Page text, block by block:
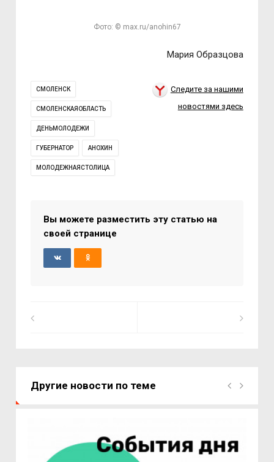
Фото: © max.ru/anohin67
Мария Образцова
СМОЛЕНСК
СМОЛЕНСКАЯОБЛАСТЬ
ДЕНЬМОЛОДЕЖИ
ГУБЕРНАТОР АНОХИН
МОЛОДЕЖНАЯСТОЛИЦА
Следите за нашими
новостями здесь
Вы можете разместить эту статью на
своей странице
Другие новости по теме